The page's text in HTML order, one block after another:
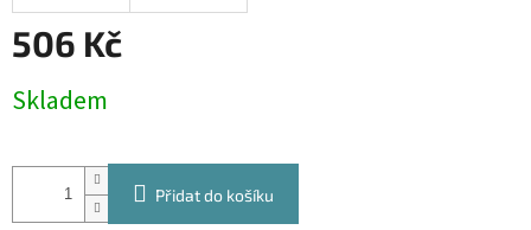
506 Kč
cena:
Skladem
Přidat do košíku